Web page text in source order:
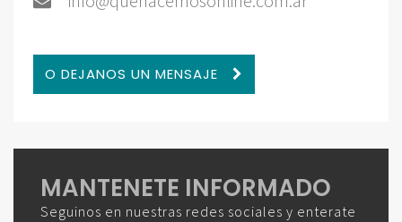
O DEJANOS UN MENSAJE
MANTENETE INFORMADO
Seguinos en nuestras redes sociales y enterate